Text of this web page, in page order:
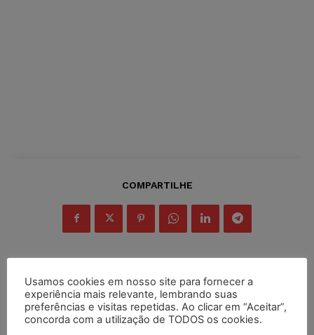
COMPARTILHE
Inscreva-se
Usamos cookies em nosso site para fornecer a
experiência mais relevante, lembrando suas
preferências e visitas repetidas. Ao clicar em “Aceitar”,
concorda com a utilização de TODOS os cookies.